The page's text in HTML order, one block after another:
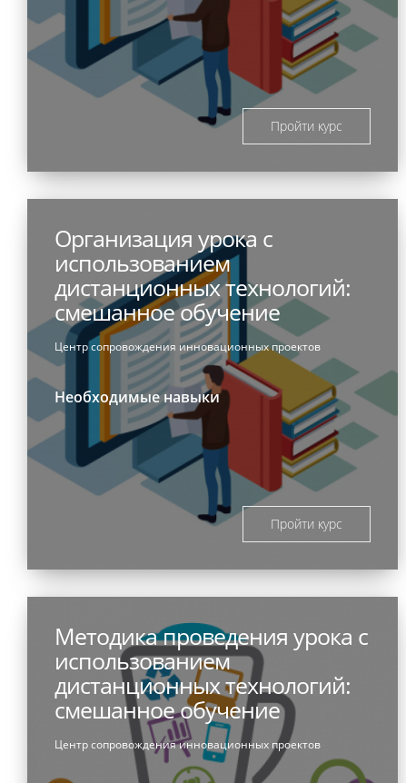
Пройти курс
Организация урока с
использованием
дистанционных технологий:
смешанное обучение
Центр сопровождения инновационных проектов
Необходимые навыки
Пройти курс
Методика проведения урока с
использованием
дистанционных технологий:
смешанное обучение
Центр сопровождения инновационных проектов